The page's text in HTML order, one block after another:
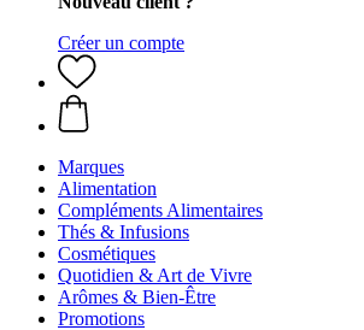
Créer un compte
Marques
Alimentation
Compléments Alimentaires
Thés & Infusions
Cosmétiques
Quotidien & Art de Vivre
Arômes & Bien-Être
Promotions